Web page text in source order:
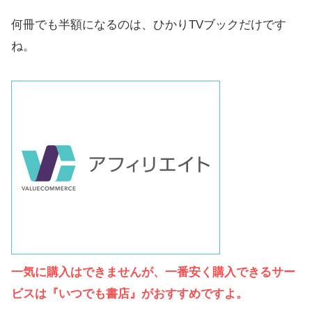
何冊でも半額になるのは、ひかりTVブックだけです
ね。
一気に購入はできませんが、一番安く購入できるサー
ビスは『いつでも書店』がおすすめですよ。